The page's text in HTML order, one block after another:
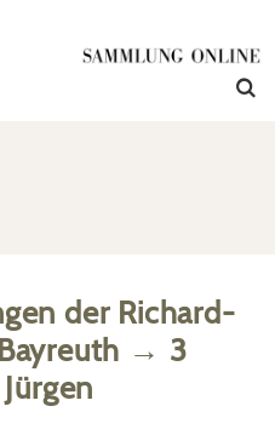
der Richard-
→ 3